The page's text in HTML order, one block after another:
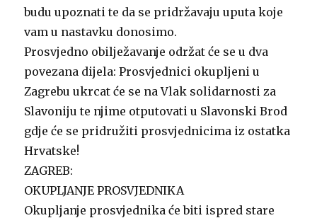
budu upoznati te da se pridržavaju uputa koje
vam u nastavku donosimo.
Prosvjedno obilježavanje održat će se u dva
povezana dijela: Prosvjednici okupljeni u
Zagrebu ukrcat će se na Vlak solidarnosti za
Slavoniju te njime otputovati u Slavonski Brod
gdje će se pridružiti prosvjednicima iz ostatka
Hrvatske!
ZAGREB:
OKUPLJANJE PROSVJEDNIKA
Okupljanje prosvjednika će biti ispred stare